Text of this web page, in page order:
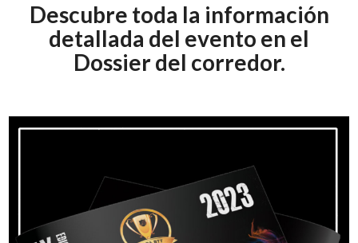
Descubre toda la información
detallada del evento en el
Dossier del corredor.